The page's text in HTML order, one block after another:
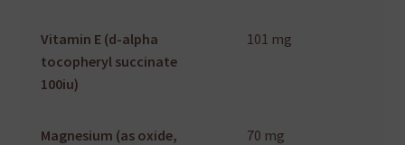
Vitamin E (d-alpha
tocopheryl succinate
100iu)
101 mg
Magnesium (as oxide,
70 mg